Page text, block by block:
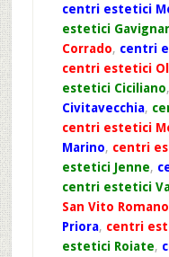
centri estetici
estetici
Corrado, centri
centri estetici
estetici Ciciliano,
Civitavecchia,
centri estetici
Marino, centri
estetici Jenne,
centri estetici
San Vito Romano
Priora, centri
estetici Roiate,